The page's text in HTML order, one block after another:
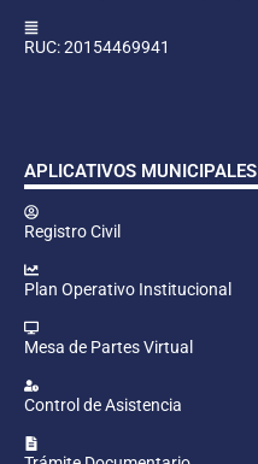
RUC: 20154469941
APLICATIVOS MUNICIPALES
Registro Civil
Plan Operativo Institucional
Mesa de Partes Virtual
Control de Asistencia